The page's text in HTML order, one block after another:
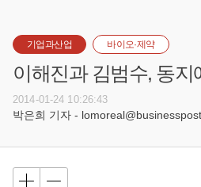
기업과산업 바이오·제약
이해진과 김범수, 동지
2014-01-24 10:26:43
박은희 기자 -